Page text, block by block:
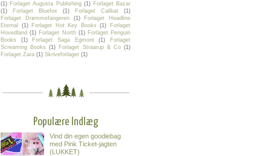
(1) Forlaget Augusta Publishing (1) Forlaget Bazar
(1)
Forlaget Bluefox (1) Forlaget Calibat
(1)
Forlaget Drømmefangeren
(1)
Forlaget Headline
Eternal
(1) Forlaget Hot Key Books (1)
Forlaget
Hovedland (1) Forlaget North (1) Forlaget Penguin
Books
(1) Forlaget Saga Egmont (1)
Forlaget
Screaming Books
(1) Forlaget Straarup & Co (1)
Forlaget Zara (1) Skriveforlaget (1)
Populære Indlæg
Vind din egen goodiebag
med Pink Ticket-jagten
(LUKKET)